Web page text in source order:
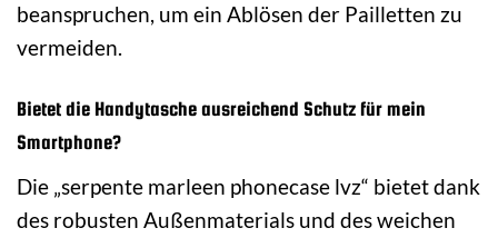
beanspruchen, um ein Ablösen der Pailletten zu
vermeiden.
Bietet die Handytasche ausreichend Schutz für mein
Smartphone?
Die „serpente marleen phonecase lvz“ bietet dank
des robusten Außenmaterials und des weichen